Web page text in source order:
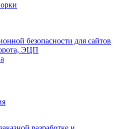
безопасности для сайтов
ЭЦП